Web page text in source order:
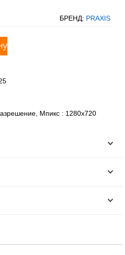
БРЕНД: PRAXIS
Мпикс : 1280х720